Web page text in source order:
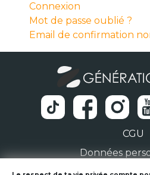
Connexion
Mot de passe oublié ?
Email de confirmation
CGU
Données